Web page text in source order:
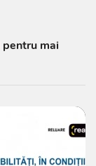
pentru mai